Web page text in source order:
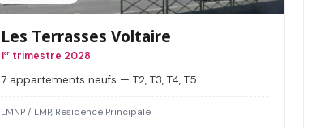
Les Terrasses Voltaire
1er trimestre 2028
7 appartements neufs — T2, T3, T4, T5
LMNP / LMP, Residence Principale